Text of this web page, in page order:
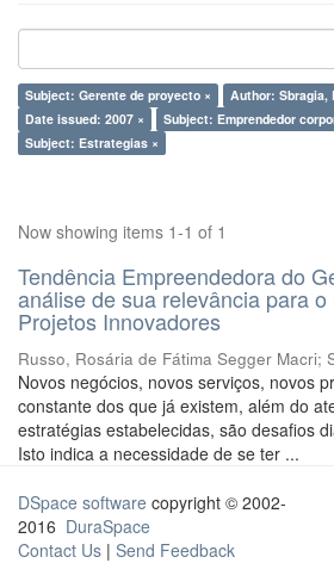
Subject: Gerente de proyecto ×
Author: Sbragia,
Date issued: 2007 ×
Subject: Emprendedor
Subject: Estrategias ×
Now showing items 1-1 of 1
Tendência Empreendedora do
análise de sua relevância para
Projetos Innovadores
Russo, Rosária de Fátima Segger Macri;
Novos negócios, novos serviços, novos
constante dos que já existem, além do
estratégias estabelecidas, são desafios
Isto indica a necessidade de se ter ...
DSpace software copyright © 2002-
2016 DuraSpace
Contact Us | Send Feedback